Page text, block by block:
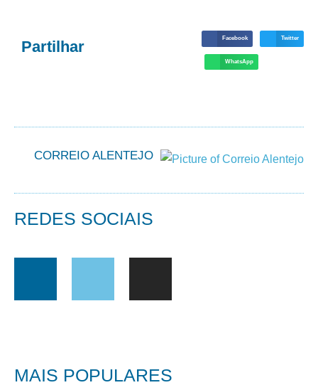
Partilhar Facebook Twitter
WhatsApp
CORREIO ALENTEJO
REDES SOCIAIS
MAIS POPULARES